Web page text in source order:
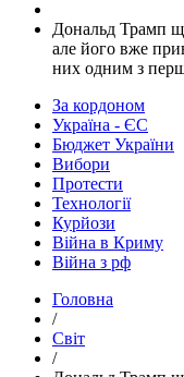
​Дональд Трамп
але його вже
них одним з
За кордоном
Україна - ЄС
Бюджет України
Вибори
Протести
Технології
Курйози
Війна в Криму
Війна з рф
Головна
/
Світ
/